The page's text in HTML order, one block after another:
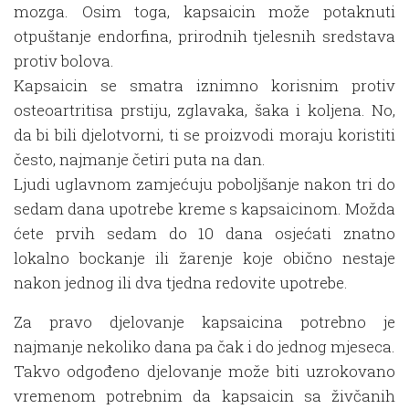
mozga. Osim toga, kapsaicin može potaknuti
otpuštanje endorfina, prirodnih tjelesnih sredstava
protiv bolova.
Kapsaicin se smatra iznimno korisnim protiv
osteoartritisa prstiju, zglavaka, šaka i koljena. No,
da bi bili djelotvorni, ti se proizvodi moraju koristiti
često, najmanje četiri puta na dan.
Ljudi uglavnom zamjećuju poboljšanje nakon tri do
sedam dana upotrebe kreme s kapsaicinom. Možda
ćete prvih sedam do 10 dana osjećati znatno
lokalno bockanje ili žarenje koje obično nestaje
nakon jednog ili dva tjedna redovite upotrebe.
Za pravo djelovanje kapsaicina potrebno je
najmanje nekoliko dana pa čak i do jednog mjeseca.
Takvo odgođeno djelovanje može biti uzrokovano
vremenom potrebnim da kapsaicin sa živčanih